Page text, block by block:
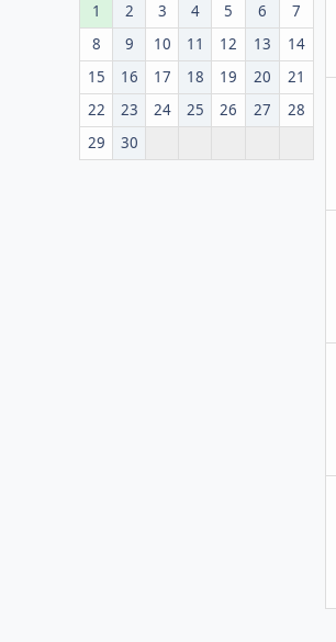
1 2 3 4 5 6
7
8
9 10 11 12 13
14
15
16 17 18 19 20
21
22
23 24 25 26 27
28
29
30